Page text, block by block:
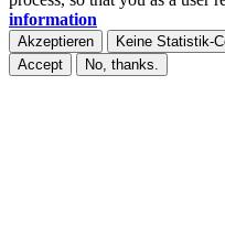
information